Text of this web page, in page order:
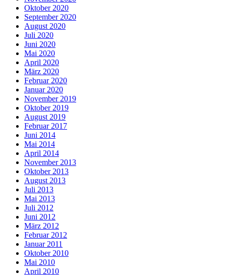
Oktober 2020
September 2020
August 2020
Juli 2020
Juni 2020
Mai 2020
April 2020
März 2020
Februar 2020
Januar 2020
November 2019
Oktober 2019
August 2019
Februar 2017
Juni 2014
Mai 2014
April 2014
November 2013
Oktober 2013
August 2013
Juli 2013
Mai 2013
Juli 2012
Juni 2012
März 2012
Februar 2012
Januar 2011
Oktober 2010
Mai 2010
April 2010